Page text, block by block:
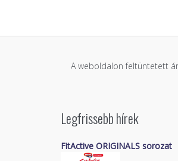
A weboldalon feltüntetett
Legfrissebb hírek
FitActive ORIGINALS sorozat